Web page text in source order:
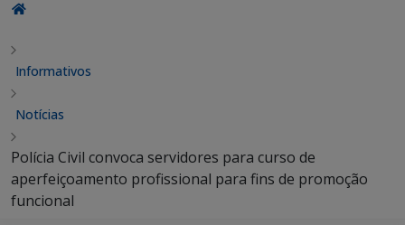
Informativos
Notícias
Polícia Civil convoca servidores para curso de
aperfeiçoamento profissional para fins de promoção
funcional